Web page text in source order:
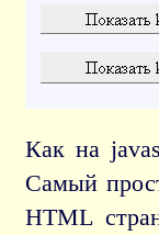
Как на
Самый
HTML